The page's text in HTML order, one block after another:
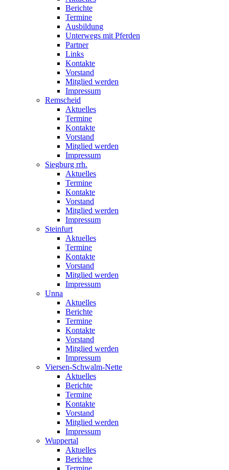
Berichte
Termine
Ausbildung
Unterwegs mit Pferden
Partner
Links
Kontakte
Vorstand
Mitglied werden
Impressum
Remscheid
Aktuelles
Termine
Kontakte
Vorstand
Mitglied werden
Impressum
Siegburg rrh.
Aktuelles
Termine
Kontakte
Vorstand
Mitglied werden
Impressum
Steinfurt
Aktuelles
Termine
Kontakte
Vorstand
Mitglied werden
Impressum
Unna
Aktuelles
Berichte
Termine
Kontakte
Vorstand
Mitglied werden
Impressum
Viersen-Schwalm-Nette
Aktuelles
Berichte
Termine
Kontakte
Vorstand
Mitglied werden
Impressum
Wuppertal
Aktuelles
Berichte
Termine